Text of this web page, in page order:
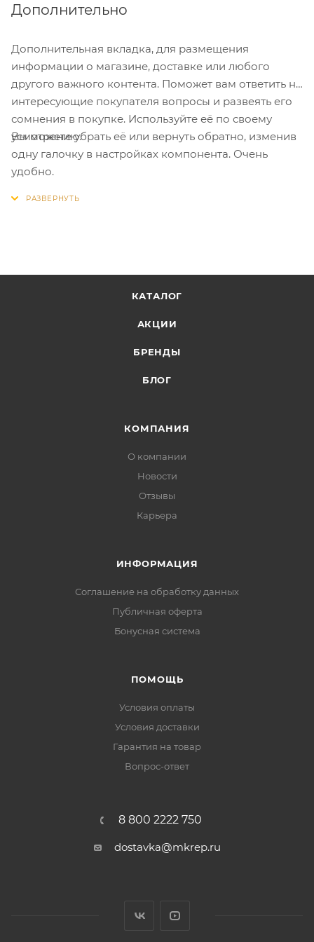
Дополнительно
Дополнительная вкладка, для размещения
информации о магазине, доставке или любого
другого важного контента. Поможет вам ответить на
интересующие покупателя вопросы и развеять его
сомнения в покупке. Используйте её по своему
усмотрению.
Вы можете убрать её или вернуть обратно, изменив
одну галочку в настройках компонента. Очень
удобно.
КАТАЛОГ
АКЦИИ
БРЕНДЫ
БЛОГ
КОМПАНИЯ
О компании
Новости
Отзывы
Карьера
ИНФОРМАЦИЯ
Соглашение на обработку данных
Публичная оферта
Бонусная система
ПОМОЩЬ
Условия оплаты
Условия доставки
Гарантия на товар
Вопрос-ответ
8 800 2222 750
dostavka@mkrep.ru